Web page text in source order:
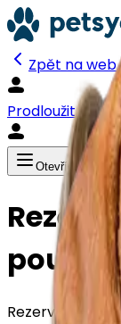
Zpět na web
Prodloužit
Otevřít menu
poukaz
Rezervujte si